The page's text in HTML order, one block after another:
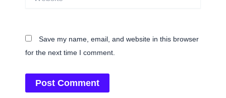
Save my name, email, and website in this browser
for the next time I comment.